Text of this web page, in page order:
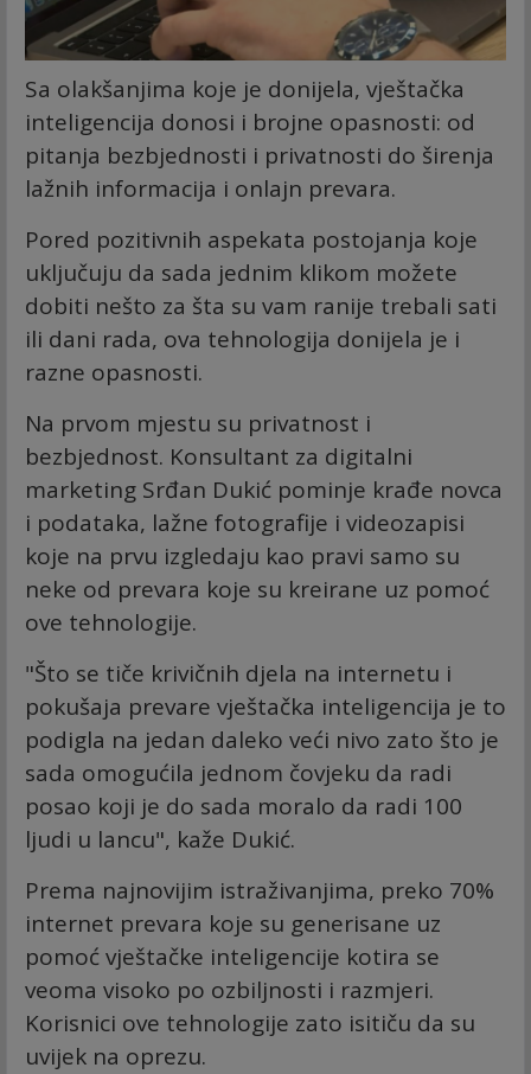
Sa olakšanjima koje je donijela, vještačka
inteligencija donosi i brojne opasnosti: od
pitanja bezbjednosti i privatnosti do širenja
lažnih informacija i onlajn prevara.
Pored pozitivnih aspekata postojanja koje
uključuju da sada jednim klikom možete
dobiti nešto za šta su vam ranije trebali sati
ili dani rada, ova tehnologija donijela je i
razne opasnosti.
Na prvom mjestu su privatnost i
bezbjednost. Konsultant za digitalni
marketing Srđan Dukić pominje krađe novca
i podataka, lažne fotografije i videozapisi
koje na prvu izgledaju kao pravi samo su
neke od prevara koje su kreirane uz pomoć
ove tehnologije.
"Što se tiče krivičnih djela na internetu i
pokušaja prevare vještačka inteligencija je to
podigla na jedan daleko veći nivo zato što je
sada omogućila jednom čovjeku da radi
posao koji je do sada moralo da radi 100
ljudi u lancu", kaže Dukić.
Prema najnovijim istraživanjima, preko 70%
internet prevara koje su generisane uz
pomoć vještačke inteligencije kotira se
veoma visoko po ozbiljnosti i razmjeri.
Korisnici ove tehnologije zato isitiču da su
uvijek na oprezu.